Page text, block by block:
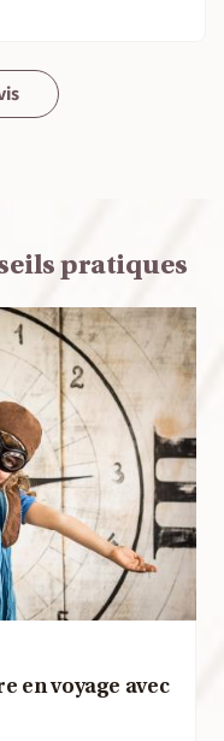
pratiques
en voyage avec